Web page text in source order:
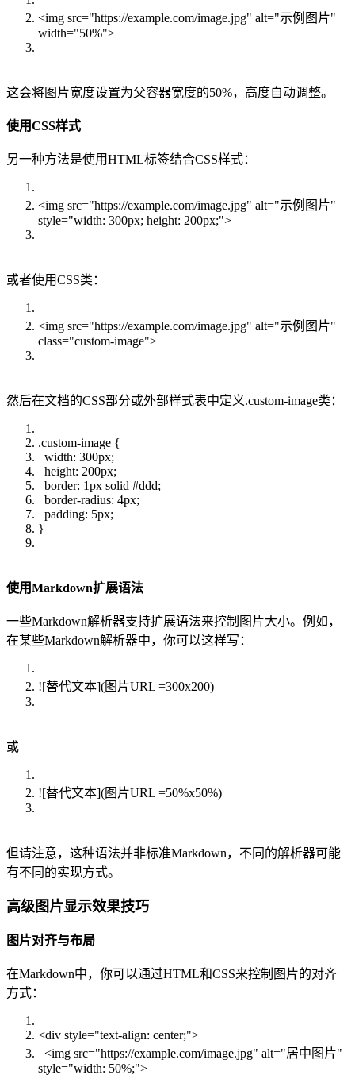
<img src="https://example.com/image.jpg" alt="示例图片"
width="50%">
这会将图片宽度设置为父容器宽度的50%，高度自动调整。
使用CSS样式
另一种方法是使用HTML标签结合CSS样式：
<img src="https://example.com/image.jpg" alt="示例图片"
style="width: 300px; height: 200px;">
或者使用CSS类：
<img src="https://example.com/image.jpg" alt="示例图片"
class="custom-image">
然后在文档的CSS部分或外部样式表中定义.custom-image类：
.custom-image {
width: 300px;
height: 200px;
border: 1px solid #ddd;
border-radius: 4px;
padding: 5px;
}
使用Markdown扩展语法
一些Markdown解析器支持扩展语法来控制图片大小。例如，
在某些Markdown解析器中，你可以这样写：
![替代文本](图片URL =300x200)
或
![替代文本](图片URL =50%x50%)
但请注意，这种语法并非标准Markdown，不同的解析器可能
有不同的实现方式。
高级图片显示效果技巧
图片对齐与布局
在Markdown中，你可以通过HTML和CSS来控制图片的对齐
方式：
<div style="text-align: center;">
<img src="https://example.com/image.jpg" alt="居中图片"
style="width: 50%;">